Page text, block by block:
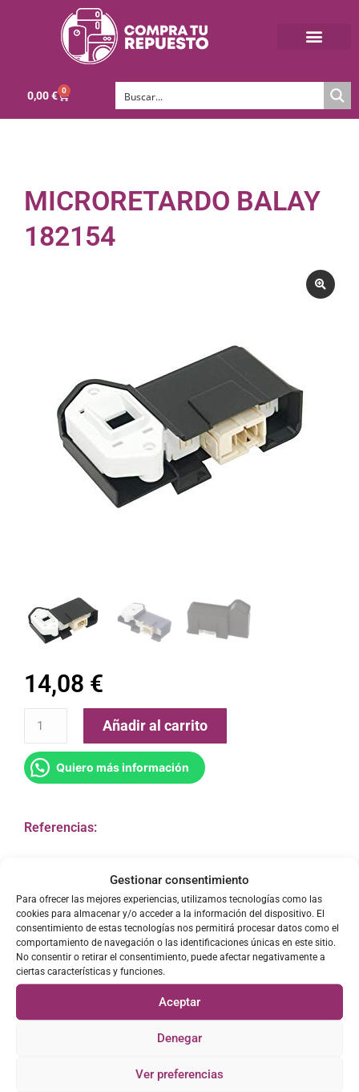
Gestionar consentimiento
Para ofrecer las mejores experiencias, utilizamos tecnologías como las
cookies para almacenar y/o acceder a la información del dispositivo. El
consentimiento de estas tecnologías nos permitirá procesar datos como el
comportamiento de navegación o las identificaciones únicas en este sitio.
No consentir o retirar el consentimiento, puede afectar negativamente a
ciertas características y funciones.
Aceptar
Denegar
Ver preferencias
0,00€ 0
MICRORETARDO BALAY
182154
14,08 €
Añadir al carrito
Quiero más información
Referencias:
Descripción
Características: 3 terminales. Paso 5.
Dimensiones: 50 x 83 mm. Fijación simple. Dist.
entre fijaciones: 40
mm. Pestillo: 9 x 10 mm. DA070550, DA077550,